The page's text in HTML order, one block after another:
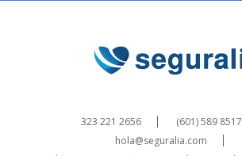
323 221 2656
(601) 589 8517
hola@seguralia.com